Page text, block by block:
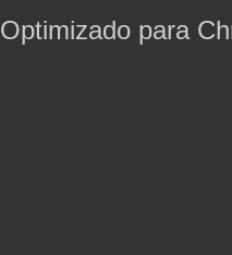
Optimizado para